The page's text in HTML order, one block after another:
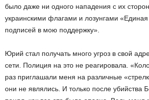
было даже ни одного нападения с их
украинскими флагами и лозунгами
подписей в мою поддержку».
Юрий стал получать много угроз в свой
сети. Полиция на это не реагировала.
раз приглашали меня на различные
они не являлись. И только после убийства